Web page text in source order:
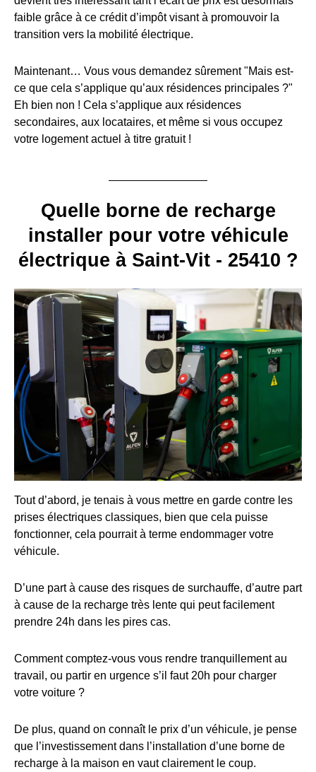
faible grâce à ce crédit d’impôt visant à promouvoir la
transition vers la mobilité électrique.
Maintenant… Vous vous demandez sûrement "Mais est-
ce que cela s’applique qu’aux résidences principales ?"
Eh bien non ! Cela s’applique aux résidences
secondaires, aux locataires, et même si vous occupez
votre logement actuel à titre gratuit !
Quelle borne de recharge
installer pour votre véhicule
électrique à Saint-Vit - 25410 ?
Tout d’abord, je tenais à vous mettre en garde contre les
prises électriques classiques, bien que cela puisse
fonctionner, cela pourrait à terme endommager votre
véhicule.
D’une part à cause des risques de surchauffe, d’autre part
à cause de la recharge très lente qui peut facilement
prendre 24h dans les pires cas.
Comment comptez-vous vous rendre tranquillement au
travail, ou partir en urgence s’il faut 20h pour charger
votre voiture ?
De plus, quand on connaît le prix d’un véhicule, je pense
que l’investissement dans l’installation d’une borne de
recharge à la maison en vaut clairement le coup.